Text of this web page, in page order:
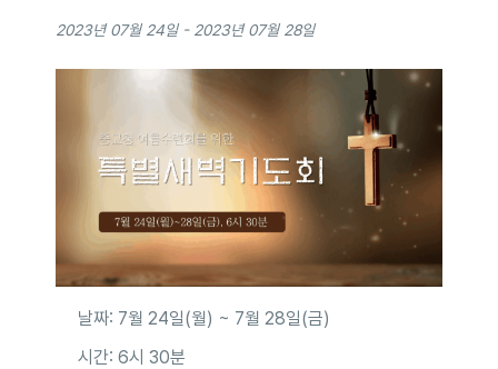
2023년 07월 24일- 2023년 07월 28일
날짜: 7월 24일(월) ~ 7월 28일(금)
시간: 6시 30분